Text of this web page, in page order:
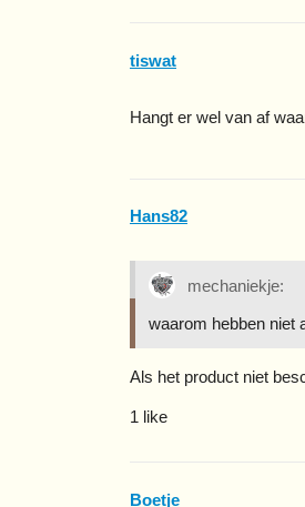
tiswat
Hangt er wel van af
Hans82
mechaniekje:
waarom hebben niet
Als het product niet
1 like
Boetje